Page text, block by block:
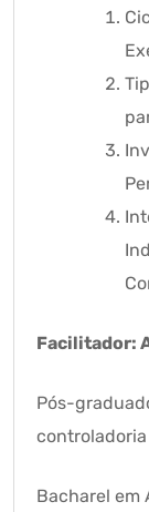
Facilitador:
Pós-
controladoria
Bacharel em